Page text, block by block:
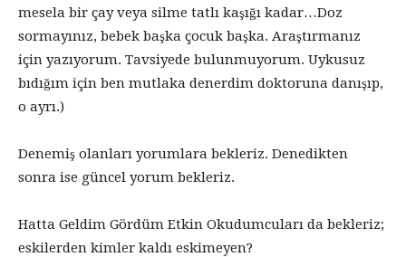
mesela bir çay veya silme tatlı kaşığı kadar…Doz
sormayınız, bebek başka çocuk başka. Araştırmanız
için yazıyorum. Tavsiyede bulunmuyorum. Uykusuz
bıdığım için ben mutlaka denerdim doktoruna danışıp,
o ayrı.)
Denemiş olanları yorumlara bekleriz. Denedikten
sonra ise güncel yorum bekleriz.
Hatta Geldim Gördüm Etkin Okudumcuları da bekleriz;
eskilerden kimler kaldı eskimeyen?